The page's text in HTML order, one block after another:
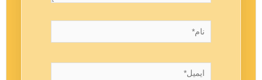
ایمیل*